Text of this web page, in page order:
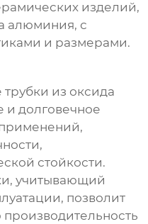
изделий,
алюминия, с
и размерами.
из оксида
и долговечное
стойкости.
учитывающий
позволит